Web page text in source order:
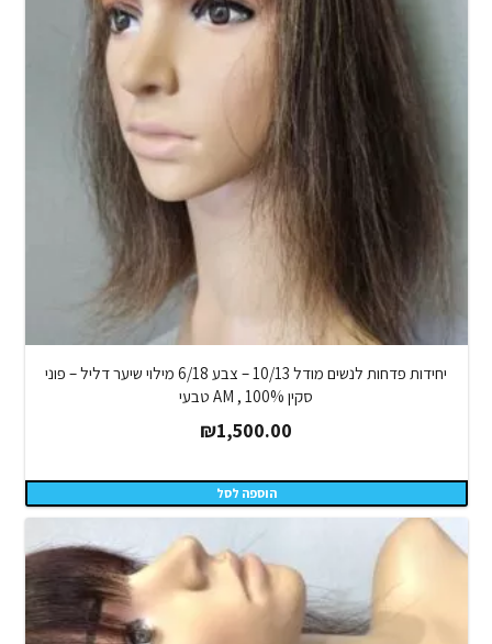
יחידות פדחות לנשים מודל 10/13 – צבע 6/18 מילוי שיער דליל – פוני
סקין AM , 100% טבעי
₪1,500.00
הוספה לסל